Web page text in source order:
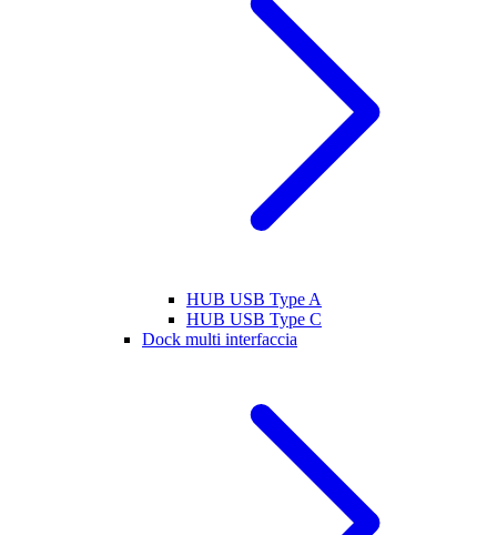
HUB USB Type A
HUB USB Type C
Dock multi interfaccia